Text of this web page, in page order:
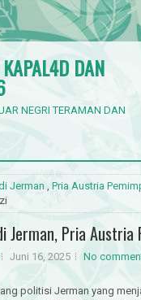
DAN
NEGRI TERAMAN DAN
Jerman , Pria Austria
Jerman, Pria Austria
Juni 16, 2025 No
politisi Jerman yang